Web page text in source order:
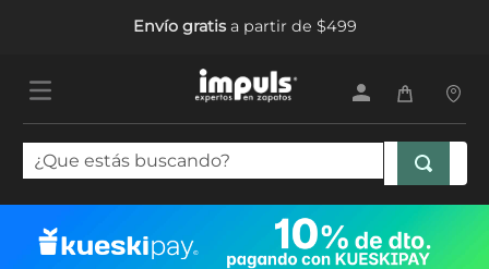
Envío gratisa partir de $499
¿Que estás buscando?
1.
tenis mujer